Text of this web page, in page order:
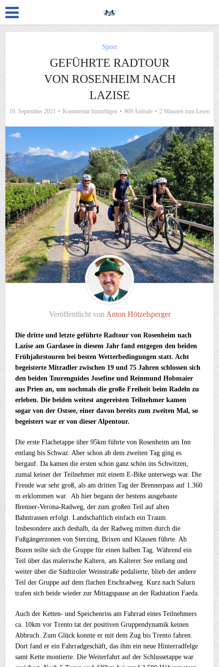
Sport
GEFÜHRTE RADTOUR
VON ROSENHEIM NACH
LAZISE
19. September 2021 Kommentar hinzufügen 969 Aufrufe 2 Minuten zum Lesen
Veröffentlicht von Anton Hötzelsperger
Die dritte und letzte geführte Radtour von Rosenheim nach
Lazise am Gardasee in diesem Jahr fand entgegen den beiden
Frühjahrstouren bei besten Wetterbedingungen statt. Acht
begeisterte Mitradler zwischen 19 und 75 Jahren schlossen sich
den beiden Tourenguides Josefine und Reinmund Hobmaier
aus Prien an, um nochmals die große Freiheit beim Radeln zu
erleben. Die beiden weitest angereisten Teilnehmer kamen
sogar von der Ostsee, einer davon bereits zum zweiten Mal, so
begeistert war er von dieser Alpentour.
Die erste Flachetappe über 95km führte von Rosenheim am Inn
entlang bis Schwaz. Aber schon ab dem zweiten Tag ging es
bergauf. Da kamen die ersten schon ganz schön ins Schwitzen,
zumal keiner der Teilnehmer mit einem E-Bike unterwegs war. Die
Freude war sehr groß, als am dritten Tag der Brennerpass auf 1.360
m erklommen war. Ab hier begann der bestens ausgebaute
Brenner-Verona-Radweg, der zum großen Teil auf alten
Bahntrassen erfolgt. Landschaftlich einfach ein Traum.
Insbesondere auch deshalb, da der Radweg mitten durch die
Fußgängerzonen von Sterzing, Brixen und Klausen führte. Ab
Bozen teilte sich die Gruppe für einen halben Tag. Während ein
Teil über das malerische Kaltern, am Kalterer See entlang und
weiter über die Südtiroler Weinstraße pedalierte, blieb der andere
Teil der Gruppe auf dem flachen Etschradweg. Kurz nach Salurn
trafen sich beide wieder zur Mittagspause an der Radstation Faeda.
Auch der Ketten- und Speichenriss am Fahrrad eines Teilnehmers
ca. 10km vor Trento tat der positiven Gruppendynamik keinen
Abbruch. Zum Glück konnte er mit dem Zug bis Trento fahren.
Dort fand er ein Fahrradgeschäft, das ihm ein neue Hinterradfelge
samt Kette montierte. Die Weiterfahrt auf der Schlussetappe war